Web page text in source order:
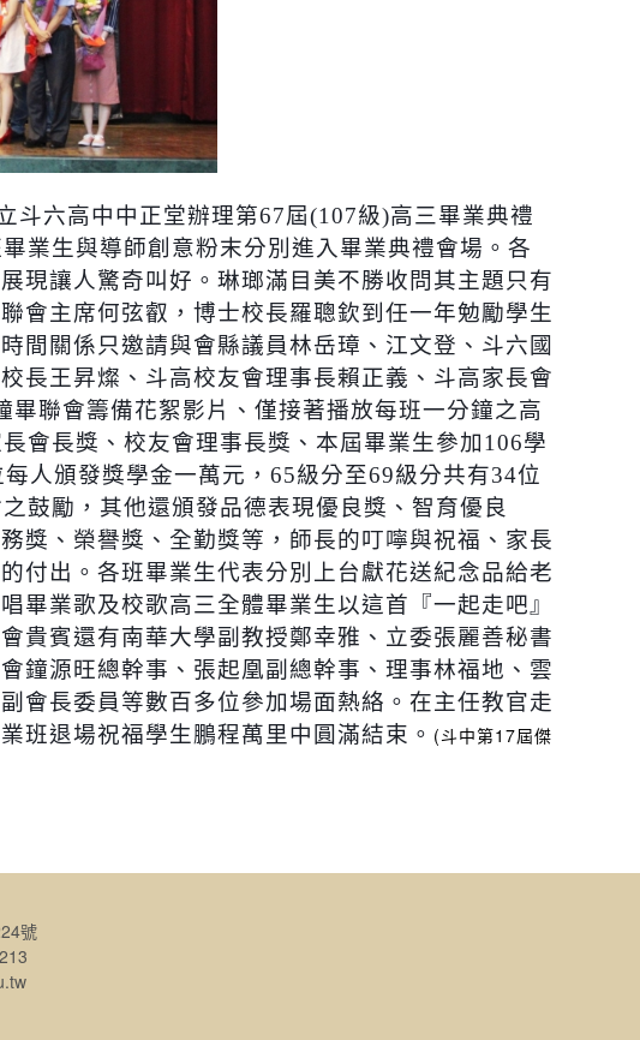
斗六高中中正堂辦理第67屆(107級)高三畢業典禮
業生與導師創意粉末分別進入畢業典禮會場。各
現讓人驚奇叫好。琳瑯滿目美不勝收問其主題只有
會主席何弦叡，博士校長羅聰欽到任一年勉勵學生
間關係只邀請與會縣議員林岳璋、江文登、斗六國
長王昇燦、斗高校友會理事長賴正義、斗高家長會
畢聯會籌備花絮影片、僅接著播放每班一分鐘之高
會長獎、校友會理事長獎、本屆畢業生參加106學
每人頒發獎學金一萬元， 65級分至69級分共有34位
鼓勵，其他還頒發品德表現優良獎、智育優良
獎、榮譽獎、全勤獎等，師長的叮嚀與祝福、家長
付出。各班畢業生代表分別上台獻花送紀念品給老
畢業歌及校歌高三全體畢業生以這首『一起走吧』
貴賓還有南華大學副教授鄭幸雅、立委張麗善秘書
鐘源旺總幹事、張起凰副總幹事、理事林福地、雲
會長委員等數百多位參加場面熱絡。在主任教官走
班退場祝福學生鵬程萬里中圓滿結束。 (斗中第17屆傑
號